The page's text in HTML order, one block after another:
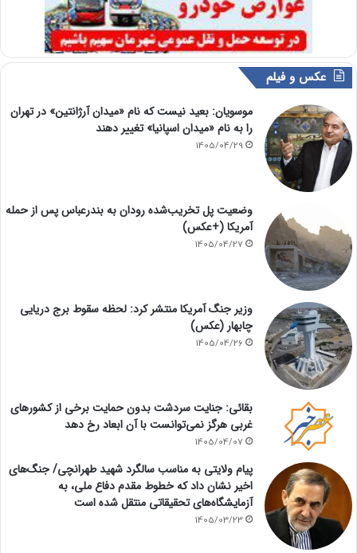
عکس و فیلم
موسویان: بعید نیست که نام «میدان آرژانتین» در تهران
را به نام «میدان اسپانیا» تغییر دهند
1405/04/29
وضعیت پل تخریب‌شده رودان به بندرعباس پس از حمله
آمریکا (+عکس)
1405/04/27
وزیر جنگ آمریکا منتشر کرد: لحظه سقوط برج دریایی
چابهار (عکس)
1405/04/26
بقائی: جنایت سردشت بدون حمایت برخی از کشورهای
غربی هرگز نمی‌توانست با آن ابعاد رخ دهد
1405/04/07
پیام ولایتی به مناسب سالگرد شهید طهرانچی/ جنگ‌های
اخیر نشان داد که خطوط مقدم دفاع ملی، به
آزمایشگاه‌های تحقیقاتی منتقل شده است
1405/03/23